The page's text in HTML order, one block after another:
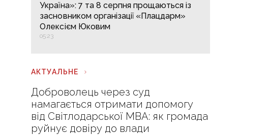
Україна»: 7 та 8 серпня прощаються із
засновником організації «Плацдарм»
Олексієм Юковим
05:23
АКТУАЛЬНЕ
Доброволець через суд
намагається отримати допомогу
від Світлодарської МВА: як громада
руйнує довіру до влади